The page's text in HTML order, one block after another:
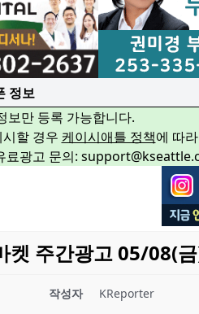
정보
보만 등록 가능합니다.
할 경우 케이시애틀 정책에 따
료광고 문의:
켓 주간광고 05/08(
작성자 KReporter